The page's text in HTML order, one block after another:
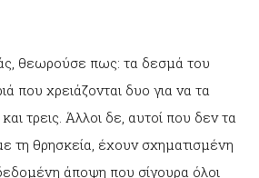
θεωρούσε πως: τα δεσμά του
που χρειάζονται δυο για να τα
τρεις. Άλλοι δε, αυτοί που δεν τα
τη θρησκεία, έχουν σχηματισμένη
άποψη που σίγουρα όλοι